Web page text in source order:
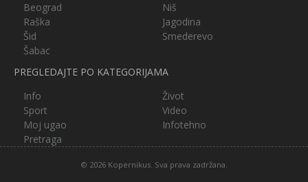
Beograd
Niš
Raška
Jagodina
Šid
Smederevo
Šabac
PREGLEDAJTE PO KATEGORIJAMA
Info
Život
Sport
Video
Moj ugao
Infotehno
Pretraga
© 2026 Kopernikus. Sva prava zadržana.